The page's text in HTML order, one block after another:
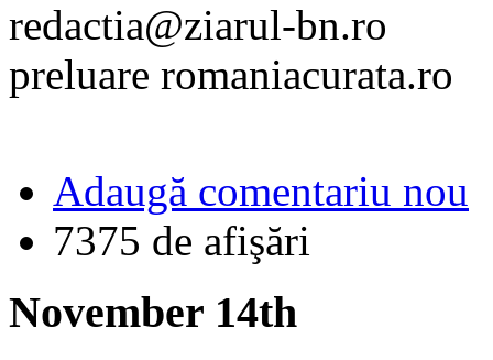
redactia@ziarul-bn.ro
preluare romaniacurata.ro
Adaugă comentariu nou
7375 de afişări
November 14th